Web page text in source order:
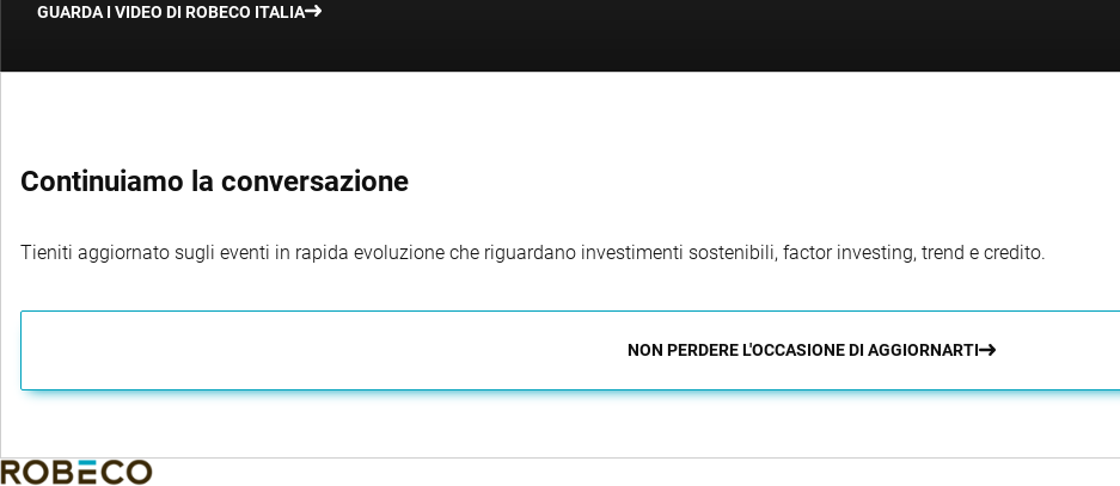
GUARDA I VIDEO DI ROBECO ITALIA
Continuiamo la conversazione
Tieniti aggiornato sugli eventi in rapida evoluzione che riguardano investimenti sostenibili, factor investing, trend e credito.
NON PERDERE L'OCCASIONE DI AGGIORNARTI